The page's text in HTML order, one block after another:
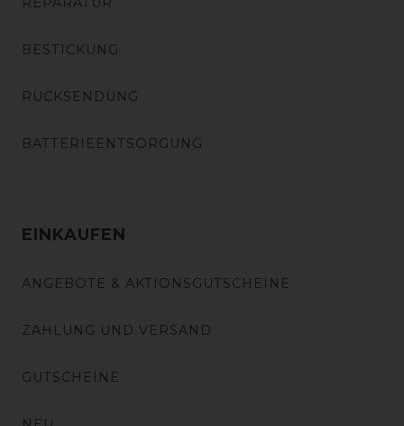
BESTICKUNG
RÜCKSENDUNG
BATTERIEENTSORGUNG
EINKAUFEN
ANGEBOTE & AKTIONSGUTSCHEINE
ZAHLUNG UND VERSAND
GUTSCHEINE